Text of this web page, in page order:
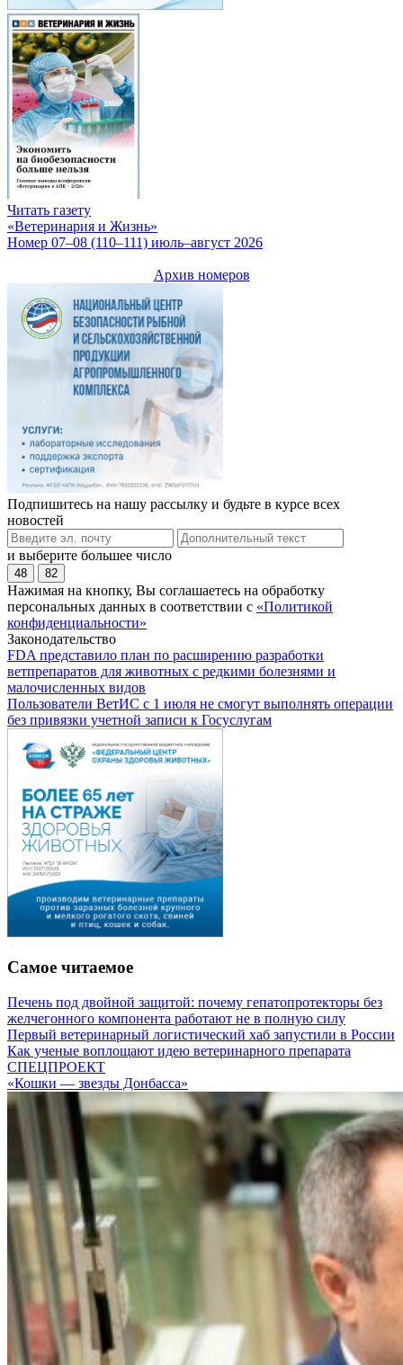
Читать газету
«Ветеринария и Жизнь»
Номер 07–08 (110–111) июль–август 2026
Архив номеров
Подпишитесь на нашу рассылку и будьте в курсе всех
новостей
и выберите большее число
48 82
Нажимая на кнопку, Вы соглашаетесь на обработку
персональных данных в соответствии с «Политикой
конфиденциальности»
Законодательство
FDA представило план по расширению разработки
ветпрепаратов для животных с редкими болезнями и
малочисленных видов
Пользователи ВетИС с 1 июля не смогут выполнять операции
без привязки учетной записи к Госуслугам
Самое читаемое
Печень под двойной защитой: почему гепатопротекторы без
желчегонного компонента работают не в полную силу
Первый ветеринарный логистический хаб запустили в России
Как ученые воплощают идею ветеринарного препарата
СПЕЦПРОЕКТ
«Кошки — звезды Донбасса»